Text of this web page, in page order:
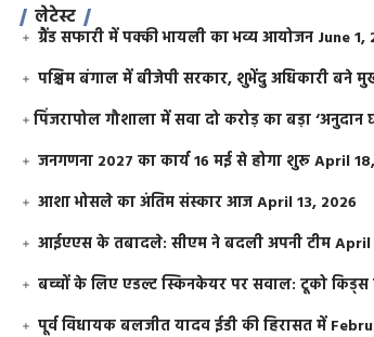
लेटेस्ट
ग्रैंड सफारी में पक्की भायली का भव्य आयोजन June 1,
पश्चिम बंगाल में बीजेपी सरकार, शुभेंदु अधिकारी बने
​पिंजरापोल गौशाला में सवा दो करोड़ का बड़ा ‘अनुदान
जनगणना 2027 का कार्य 16 मई से होगा शुरूApril
आशा भोसले का अंतिम संस्कार आजApril 13, 2026
आईएएस के तबादले: सीएम ने बदली अपनी टीमApril
बच्चों के लिए एडल्ट स्किनकेयर पर सवाल: टूको
पूर्व विधायक बलजीत यादव ईडी की हिरासत में